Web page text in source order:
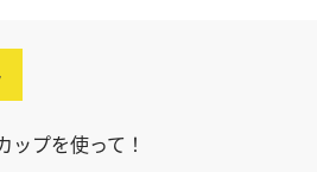
ップを使って！